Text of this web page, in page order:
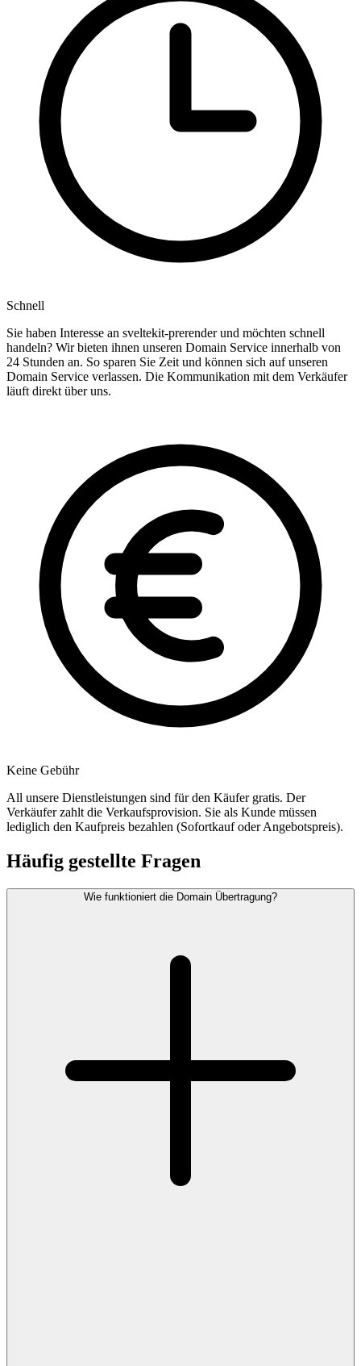
Schnell
Sie haben Interesse an sveltekit-prerender und möchten schnell
handeln? Wir bieten ihnen unseren Domain Service innerhalb von
24 Stunden an. So sparen Sie Zeit und können sich auf unseren
Domain Service verlassen. Die Kommunikation mit dem Verkäufer
läuft direkt über uns.
Keine Gebühr
All unsere Dienstleistungen sind für den Käufer gratis. Der
Verkäufer zahlt die Verkaufsprovision. Sie als Kunde müssen
lediglich den Kaufpreis bezahlen (Sofortkauf oder Angebotspreis).
Häufig gestellte Fragen
Wie funktioniert die Domain Übertragung?